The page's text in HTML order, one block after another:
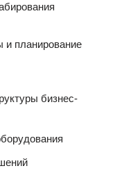
и планирование
бизнес-